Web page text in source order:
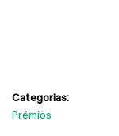
Categorias:
Prémios